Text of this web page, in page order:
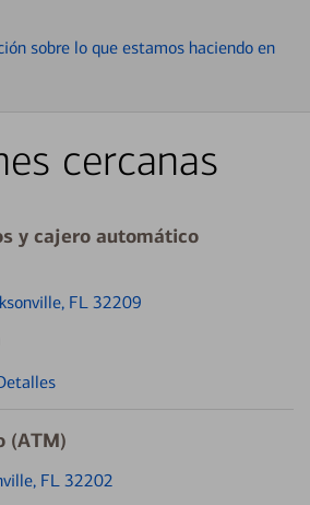
sobre lo que estamos haciendo en
cercanas
y cajero automático
FL 32209
(ATM)
FL 32202